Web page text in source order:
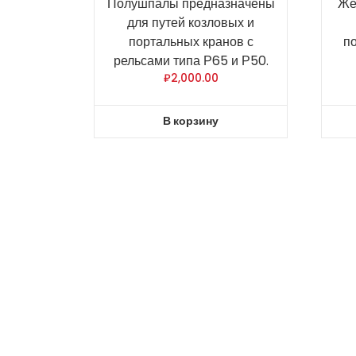
для путей козловых и
портальных кранов с
рельсами типа Р65 и Р50.
₽2,000.00
В корзину